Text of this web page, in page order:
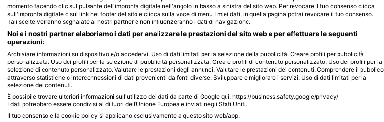
Messico
Maldive
Zoggs
HEAD
momento facendo clic sul pulsante dell'impronta digitale nell'angolo in basso a sinistra del sito web. Per revocare il tuo consenso clicca
sull'impronta digitale o sul link nel footer del sito e clicca sulla voce di menu I miei dati, in quella pagina potrai revocare il tuo consenso.
Tali scelte verranno segnalate ai nostri partner e non influenzeranno i dati di navigazione.
Noi e i nostri partner elaboriamo i dati per analizzare le prestazioni del sito web e per effettuare le seguenti
operazioni:
Archiviare informazioni su dispositivo e/o accedervi. Uso di dati limitati per la selezione della pubblicità. Creare profili per pubblicità
personalizzata. Uso dei profili per la selezione di pubblicità personalizzata. Creare profili di contenuto personalizzato. Uso dei profili per la
selezione di contenuto personalizzato. Valutare le prestazioni degli annunci. Valutare le prestazioni dei contenuti. Comprendere il pubblico
attraverso statistiche o interconnessioni di dati provenienti da fonti diverse. Sviluppare e migliorare i servizi. Uso di dati limitati per la
selezione dei contenuti.
È possibile trovare ulteriori informazioni sull'utilizzo dei dati da parte di Google qui: https://business.safety.google/privacy/
I dati potrebbero essere condivisi al di fuori dell’Unione Europea e inviati negli Stati Uniti.
Il tuo consenso e la cookie policy si applicano esclusivamente a questo sito web/app.